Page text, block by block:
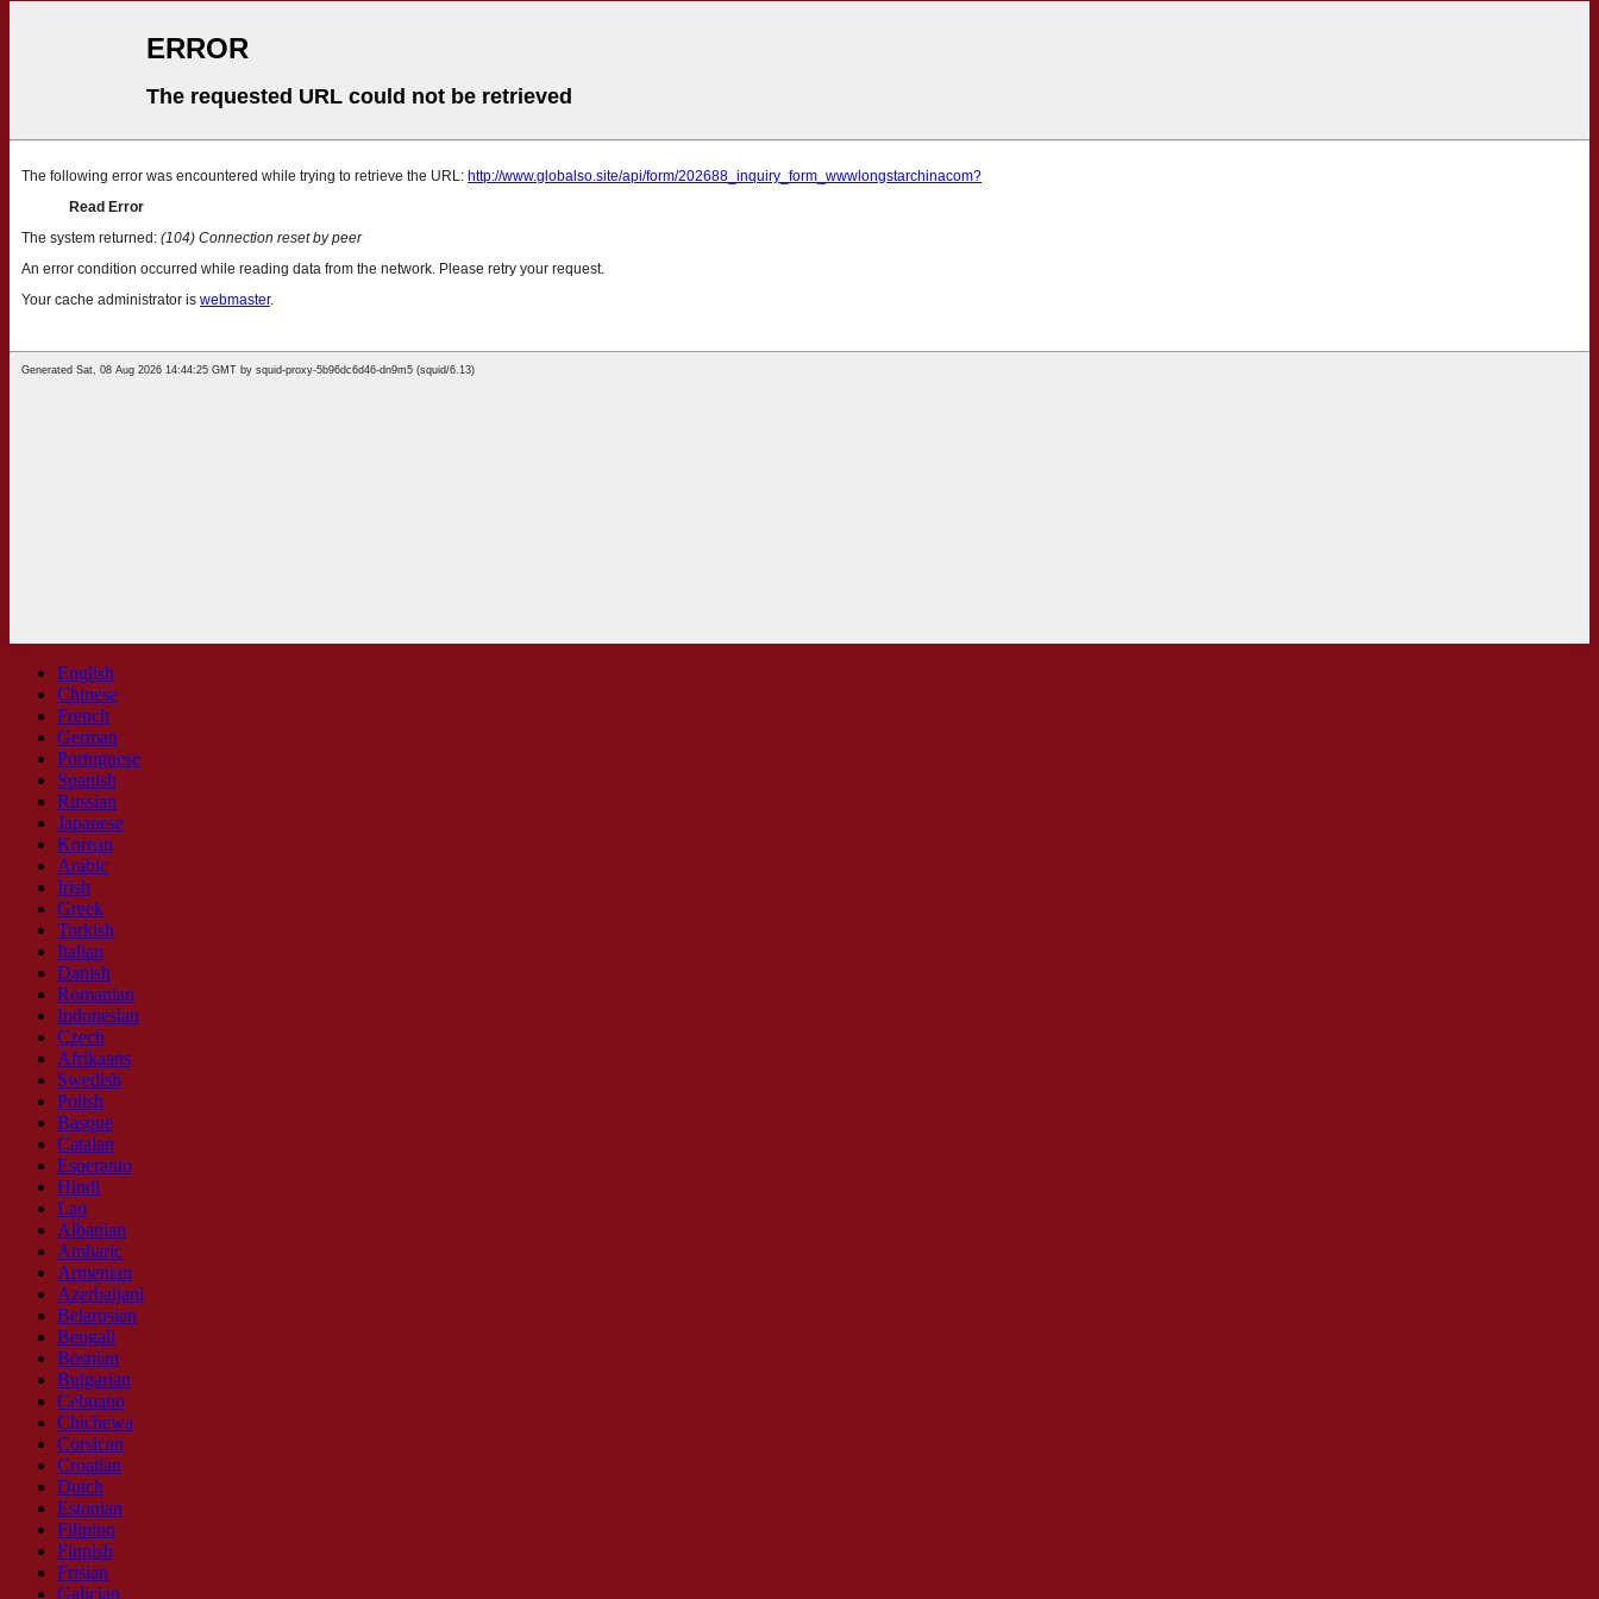
English
Chinese
French
German
Portuguese
Spanish
Russian
Japanese
Korean
Arabic
Irish
Greek
Turkish
Italian
Danish
Romanian
Indonesian
Czech
Afrikaans
Swedish
Polish
Basque
Catalan
Esperanto
Hindi
Lao
Albanian
Amharic
Armenian
Azerbaijani
Belarusian
Bengali
Bosnian
Bulgarian
Cebuano
Chichewa
Corsican
Croatian
Dutch
Estonian
Filipino
Finnish
Frisian
Galician